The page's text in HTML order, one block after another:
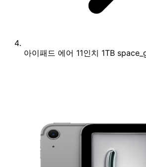
아이패드 에어 11인치 1TB